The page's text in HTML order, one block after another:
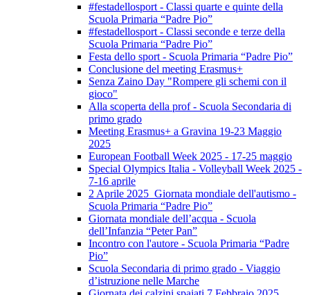
#festadellosport - Classi quarte e quinte della
Scuola Primaria “Padre Pio”
#festadellosport - Classi seconde e terze della
Scuola Primaria “Padre Pio”
Festa dello sport - Scuola Primaria “Padre Pio”
Conclusione del meeting Erasmus+
Senza Zaino Day "Rompere gli schemi con il
gioco"
Alla scoperta della prof - Scuola Secondaria di
primo grado
Meeting Erasmus+ a Gravina 19-23 Maggio
2025
European Football Week 2025 - 17-25 maggio
Special Olympics Italia - Volleyball Week 2025 -
7-16 aprile
2 Aprile 2025 Giornata mondiale dell'autismo -
Scuola Primaria “Padre Pio”
Giornata mondiale dell’acqua - Scuola
dell’Infanzia “Peter Pan”
Incontro con l'autore - Scuola Primaria “Padre
Pio”
Scuola Secondaria di primo grado - Viaggio
d’istruzione nelle Marche